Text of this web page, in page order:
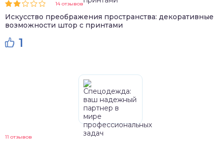
14 отзывов
Искусство преображения пространства: декоративные
возможности штор с принтами
1
11 отзывов